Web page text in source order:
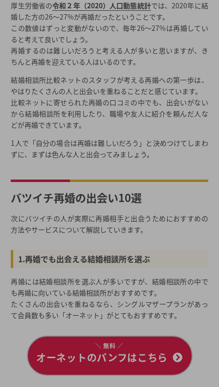
再婚の出会いについての関連記事
2026年春の最新キャンペーン
都道府県から結婚相談所を探す
結婚相談所一覧から結婚相談所を探す
厚生労働省の令和２年（2020）人口動態統計では、2020年に結
婚した方の26〜27%が再婚だったということです。
この数値はずっと変動がないので、毎年26〜27%は再婚してい
ると考えて良いでしょう。
再婚するのは難しいだろうと考える人が多いと思いますが、き
ちんと再婚を迎えている人はいるのです。
結婚相談所比較ネットのスタッフが考える再婚への第一歩は、
やはりたくさんの人と出会いを重ねることだと感じています。
比較ネットに寄せられた再婚の口コミの中でも、出会いがない
から結婚相談所を利用したり、職場や友人に紹介を頼んだ人な
どが再婚できています。
1人で「自分の場合は再婚は難しいだろう」と決めつけてしまわ
ずに、まずは色んな人と出会ってみましょう。
バツイチ再婚の出会い10選
次にバツイチの人が実際に再婚相手と出会うためにおすすめの
方法やサービスについて解説していきます。
1.再婚でも出会える結婚相談所を選ぶ
再婚には結婚相談所を選ぶ人が多いですが、結婚相談所の中で
も再婚に向いている結婚相談所がおすすめです。
たくさんの出会いを重ねるなら、シングルマザープランがあっ
て会員数も多い「オーネット」がとてもおすすめです。
＼ 無料 ／
オーネットのパンフはこちら